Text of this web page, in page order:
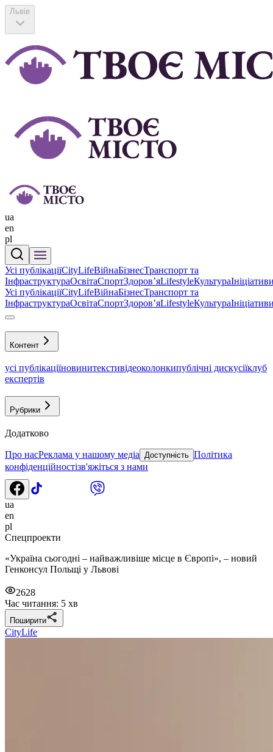
Львів
ua
en
pl
Усі публікаціїCityLifeВійнаБізнесТранспорт та
ІнфраструктураОсвітаСпортЗдоровʼяLifestyleКультура
Усі публікаціїCityLifeВійнаБізнесТранспорт та
ІнфраструктураОсвітаСпортЗдоровʼяLifestyleКультура
Контент
усі публікаціїновинитекстивідеоколонкипублічні дискусіїклуб
експертів
Рубрики
Додатково
Про насРеклама у нашому медіа Доступність Політика
конфіденційностізв'яжіться з нами
ua
en
pl
Спецпроекти
«Україна сьогодні – найважливіше місце в Європі», – новий
Генконсул Польщі у Львові
2628
Час читання: 5 хв
Поширити
CityLife